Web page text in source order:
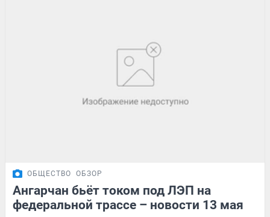
ОБЩЕСТВО ОБЗОР
Ангарчан бьёт током под ЛЭП на
федеральной трассе – новости 13 мая